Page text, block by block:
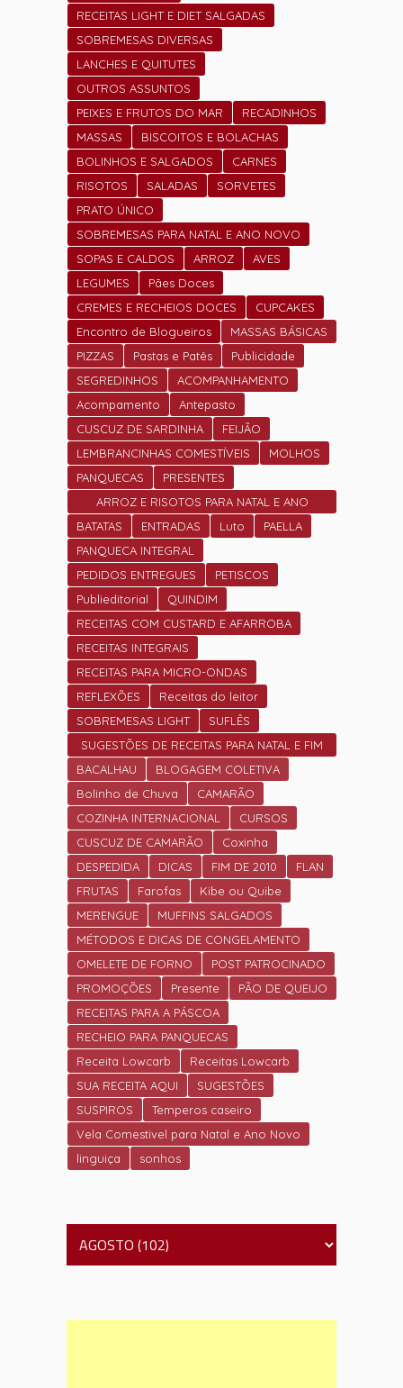
RECEITAS LIGHT E DIET SALGADAS
SOBREMESAS DIVERSAS
LANCHES E QUITUTES
OUTROS ASSUNTOS
PEIXES E FRUTOS DO MAR
RECADINHOS
MASSAS
BISCOITOS E BOLACHAS
BOLINHOS E SALGADOS
CARNES
RISOTOS
SALADAS
SORVETES
PRATO ÚNICO
SOBREMESAS PARA NATAL E ANO NOVO
SOPAS E CALDOS
ARROZ
AVES
LEGUMES
Pães Doces
CREMES E RECHEIOS DOCES
CUPCAKES
Encontro de Blogueiros
MASSAS BÁSICAS
PIZZAS
Pastas e Patês
Publicidade
SEGREDINHOS
ACOMPANHAMENTO
Acompamento
Antepasto
CUSCUZ DE SARDINHA
FEIJÃO
LEMBRANCINHAS COMESTÍVEIS
MOLHOS
PANQUECAS
PRESENTES
ARROZ E RISOTOS PARA NATAL E ANO
NOVO
BATATAS ENTRADAS Luto
PAELLA
PANQUECA INTEGRAL
PEDIDOS ENTREGUES
PETISCOS
Publieditorial
QUINDIM
RECEITAS COM CUSTARD E AFARROBA
RECEITAS INTEGRAIS
RECEITAS PARA MICRO-ONDAS
REFLEXÕES
Receitas do leitor
SOBREMESAS LIGHT
SUFLÊS
SUGESTÕES DE RECEITAS PARA NATAL E FIM
DE ANO.
BACALHAU
BLOGAGEM COLETIVA
Bolinho de Chuva
CAMARÃO
COZINHA INTERNACIONAL
CURSOS
CUSCUZ DE CAMARÃO
Coxinha
DESPEDIDA
DICAS FIM DE 2010
FLAN
FRUTAS
Farofas
Kibe ou Quibe
MERENGUE
MUFFINS SALGADOS
MÉTODOS E DICAS DE CONGELAMENTO
OMELETE DE FORNO
POST PATROCINADO
PROMOÇÕES
Presente
PÃO DE QUEIJO
RECEITAS PARA A PÁSCOA
RECHEIO PARA PANQUECAS
Receita Lowcarb
Receitas Lowcarb
SUA RECEITA AQUI
SUGESTÕES
SUSPIROS
Temperos caseiro
Vela Comestivel para Natal e Ano Novo
linguiça
sonhos